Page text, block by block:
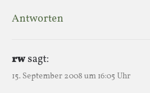
Antworten
rwsagt:
15. September 2008 um 16:05 Uhr